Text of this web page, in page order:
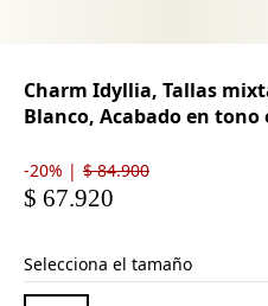
Charm Idyllia, Tallas
Blanco, Acabado en tono
-20% | $ 84.900
$ 67.920
Selecciona el tamaño